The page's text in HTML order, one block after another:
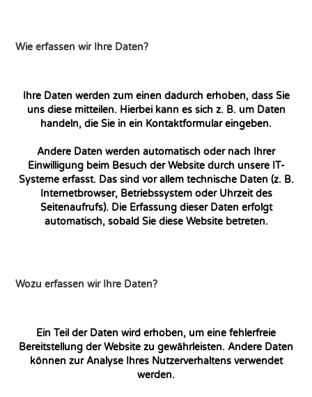
Wie erfassen wir Ihre Daten?
Ihre Daten werden zum einen dadurch erhoben, dass Sie
uns diese mitteilen. Hierbei kann es sich z. B. um Daten
handeln, die Sie in ein Kontaktformular eingeben.
Andere Daten werden automatisch oder nach Ihrer
Einwilligung beim Besuch der Website durch unsere IT-
Systeme erfasst. Das sind vor allem technische Daten (z. B.
Internetbrowser, Betriebssystem oder Uhrzeit des
Seitenaufrufs). Die Erfassung dieser Daten erfolgt
automatisch, sobald Sie diese Website betreten.
Wozu erfassen wir Ihre Daten?
Ein Teil der Daten wird erhoben, um eine fehlerfreie
Bereitstellung der Website zu gewährleisten. Andere Daten
können zur Analyse Ihres Nutzerverhaltens verwendet
werden.